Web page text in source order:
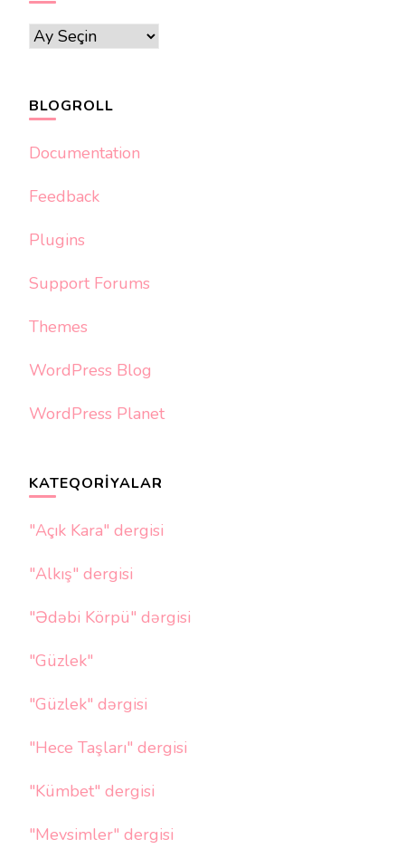
Arxivlər
BLOGROLL
Documentation
Feedback
Plugins
Support Forums
Themes
WordPress Blog
WordPress Planet
KATEQORIYALAR
"Açık Kara" dergisi
"Alkış" dergisi
"Ədəbi Körpü" dərgisi
"Güzlek"
"Güzlek" dərgisi
"Hece Taşları" dergisi
"Kümbet" dergisi
"Mevsimler" dergisi